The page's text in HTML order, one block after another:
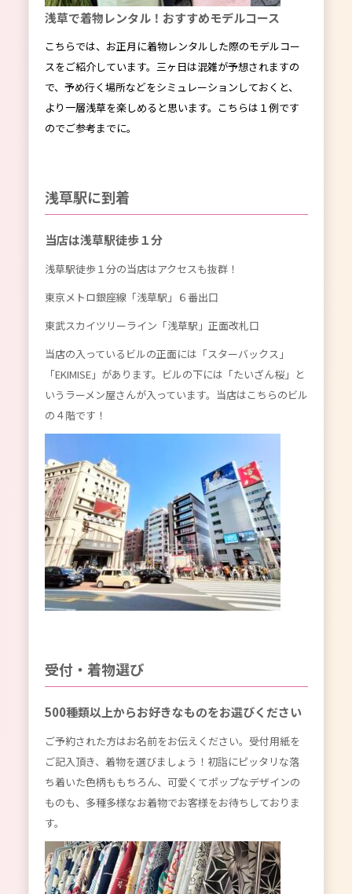
浅草で着物レンタル！おすすめモデルコース
こちらでは、お正月に着物レンタルした際のモデルコー
スをご紹介しています。三ヶ日は混雑が予想されますの
で、予め行く場所などをシミュレーションしておくと、
より一層浅草を楽しめると思います。こちらは１例です
のでご参考までに。
浅草駅に到着
当店は浅草駅徒歩１分
浅草駅徒歩１分の当店はアクセスも抜群！
東京メトロ銀座線「浅草駅」６番出口
東武スカイツリーライン「浅草駅」正面改札口
当店の入っているビルの正面には「スターバックス」
「EKIMISE」があります。ビルの下には「たいざん桜」と
いうラーメン屋さんが入っています。当店はこちらのビル
の４階です！
受付・着物選び
500種類以上からお好きなものをお選びください
ご予約された方はお名前をお伝えください。受付用紙を
ご記入頂き、着物を選びましょう！初詣にピッタリな落
ち着いた色柄ももちろん、可愛くてポップなデザインの
ものも、多種多様なお着物でお客様をお待ちしておりま
す。